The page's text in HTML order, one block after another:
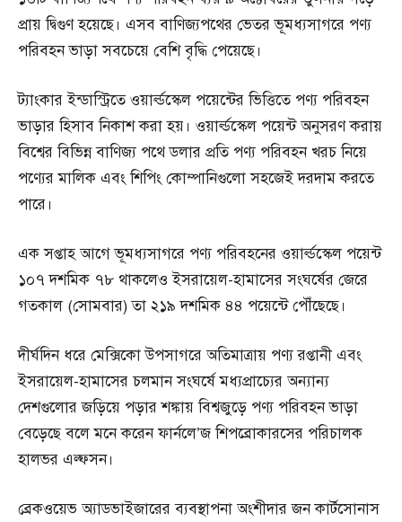
প্রায় দ্বিগুণ হয়েছে। এসব বাণিজ্যপথের ভেতর ভূমধ্যসাগরে পণ্য
পরিবহন ভাড়া সবচেয়ে বেশি বৃদ্ধি পেয়েছে।
ট্যাংকার ইন্ডাস্ট্রিতে ওয়ার্ল্ডস্কেল পয়েন্টের ভিত্তিতে পণ্য পরিবহন
ভাড়ার হিসাব নিকাশ করা হয়। ওয়ার্ল্ডস্কেল পয়েন্ট অনুসরণ করায়
বিশ্বের বিভিন্ন বাণিজ্য পথে ডলার প্রতি পণ্য পরিবহন খরচ নিয়ে
পণ্যের মালিক এবং শিপিং কোম্পানিগুলো সহজেই দরদাম করতে
পারে।
এক সপ্তাহ আগে ভূমধ্যসাগরে পণ্য পরিবহনের ওয়ার্ল্ডস্কেল পয়েন্ট
১০৭ দশমিক ৭৮ থাকলেও ইসরায়েল-হামাসের সংঘর্ষের জেরে
গতকাল (সোমবার) তা ২১৯ দশমিক ৪৪ পয়েন্টে পৌঁছেছে।
দীর্ঘদিন ধরে মেক্সিকো উপসাগরে অতিমাত্রায় পণ্য রপ্তানী এবং
ইসরায়েল-হামাসের চলমান সংঘর্ষে মধ্যপ্রাচ্যের অন্যান্য
দেশগুলোর জড়িয়ে পড়ার শঙ্কায় বিশ্বজুড়ে পণ্য পরিবহন ভাড়া
বেড়েছে বলে মনে করেন ফার্নলে’জ শিপব্রোকারসের পরিচালক
হালভর এল্ফসন।
ব্রেকওয়েভ অ্যাডভাইজারের ব্যবস্থাপনা অংশীদার জন কার্টসোনাস